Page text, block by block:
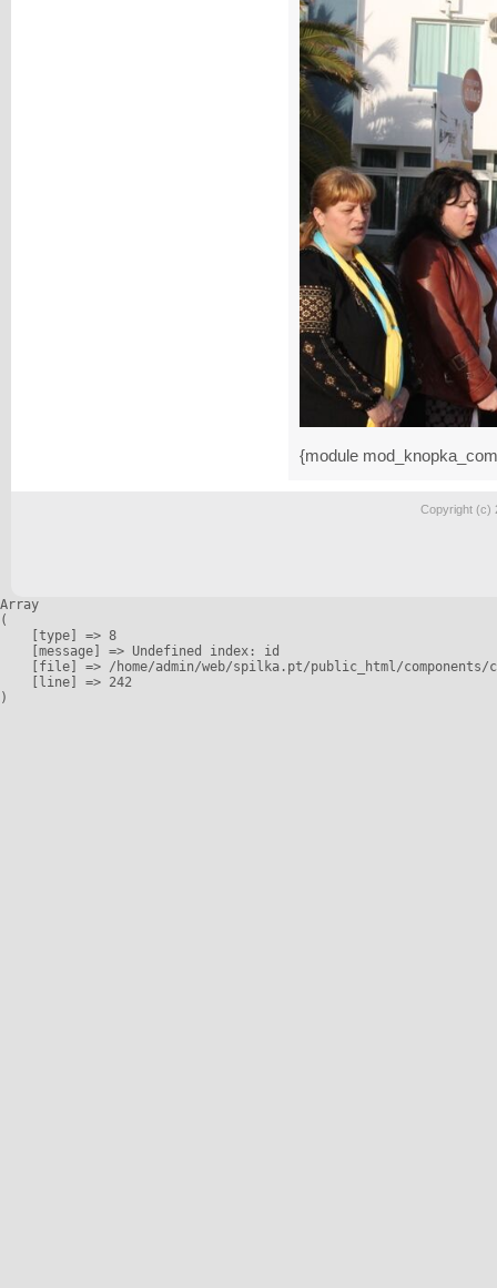
{module
Copyright (c)
Array
(
    [type] => 8
    [message] => Undefined index: id
[file] => /home/admin/web/spilka.pt/public_html/
    [line] => 242